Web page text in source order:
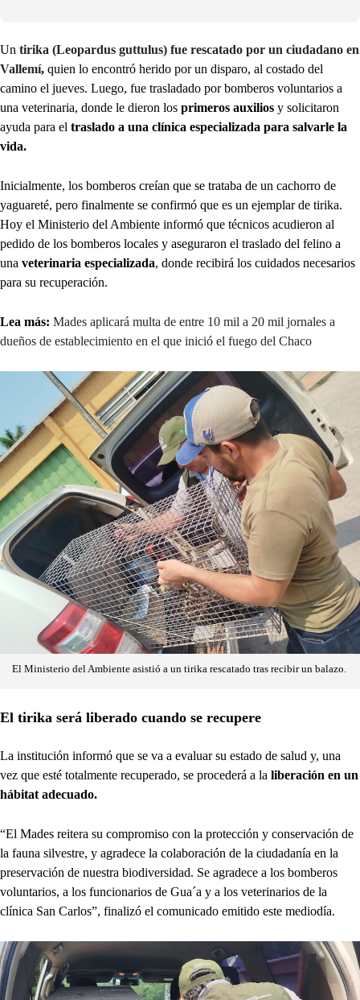
Un tirika (Leopardus guttulus) fue rescatado por un ciudadano en
Vallemí, quien lo encontró herido por un disparo, al costado del
camino el jueves. Luego, fue trasladado por bomberos voluntarios a
una veterinaria, donde le dieron los primeros auxilios y solicitaron
ayuda para el traslado a una clínica especializada para salvarle la
vida.
Inicialmente, los bomberos creían que se trataba de un cachorro de
yaguareté, pero finalmente se confirmó que es un ejemplar de tirika.
Hoy el Ministerio del Ambiente informó que técnicos acudieron al
pedido de los bomberos locales y aseguraron el traslado del felino a
una veterinaria especializada, donde recibirá los cuidados necesarios
para su recuperación.
Lea más: Mades aplicará multa de entre 10 mil a 20 mil jornales a
dueños de establecimiento en el que inició el fuego del Chaco
El Ministerio del Ambiente asistió a un tirika rescatado tras recibir un balazo.
El tirika será liberado cuando se recupere
La institución informó que se va a evaluar su estado de salud y, una
vez que esté totalmente recuperado, se procederá a la liberación en un
hábitat adecuado.
“El Mades reitera su compromiso con la protección y conservación de
la fauna silvestre, y agradece la colaboración de la ciudadanía en la
preservación de nuestra biodiversidad. Se agradece a los bomberos
voluntarios, a los funcionarios de Gua´a y a los veterinarios de la
clínica San Carlos”, finalizó el comunicado emitido este mediodía.